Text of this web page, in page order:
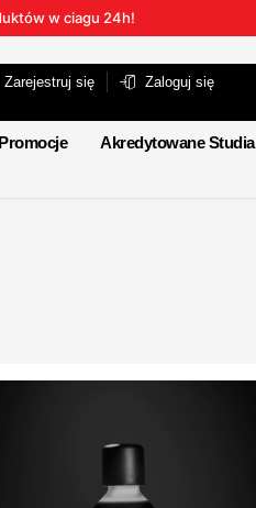
w ciagu 24h!
Zarejestruj się Zaloguj się
Promocje Akredytowane Studia